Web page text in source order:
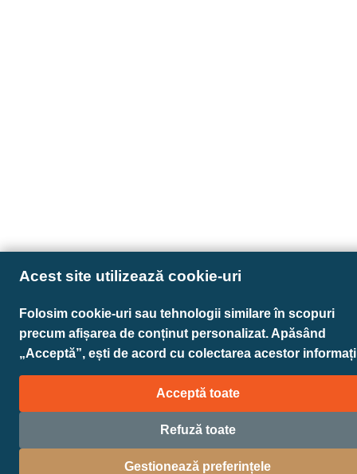
Acest site utilizează cookie-uri
Folosim cookie-uri sau tehnologii similare în scopuri
precum afișarea de conținut personalizat. Apăsând
„Acceptă”, ești de acord cu colectarea acestor
Acceptă toate
Refuză toate
Gestionează preferințele